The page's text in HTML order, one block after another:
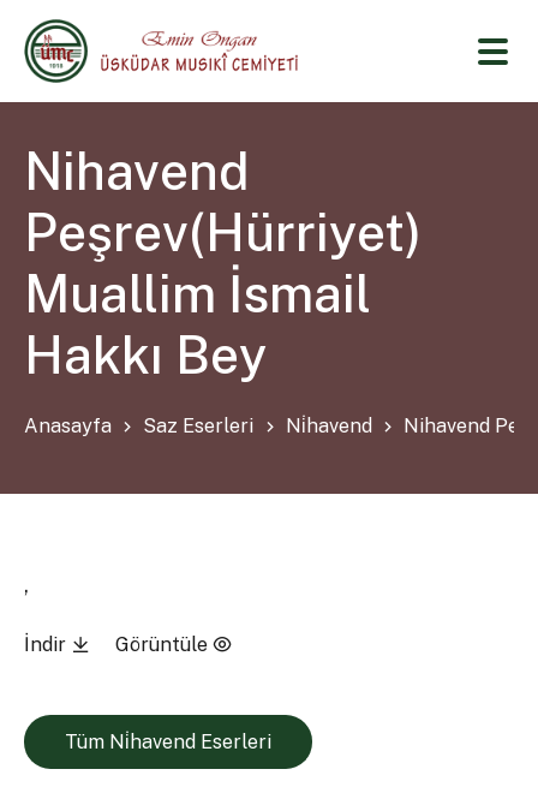
Nihavend
Peşrev(Hürriyet)
Muallim İsmail
Hakkı Bey
Anasayfa Saz Eserleri Ni̇havend Nihavend
,
İndir Görüntüle
Tüm Ni̇havend Eserleri